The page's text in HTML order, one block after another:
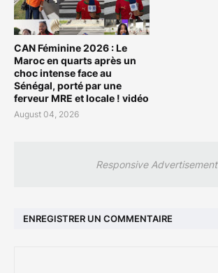
CAN Féminine 2026 : Le
Maroc en quarts après un
choc intense face au
Sénégal, porté par une
ferveur MRE et locale ! vidéo
August 04, 2026
Responsive Advertisement
ENREGISTRER UN COMMENTAIRE